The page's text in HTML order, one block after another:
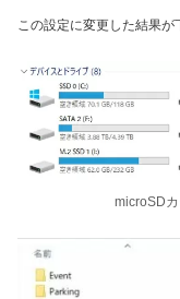
この設定に変更した結果が
microSD